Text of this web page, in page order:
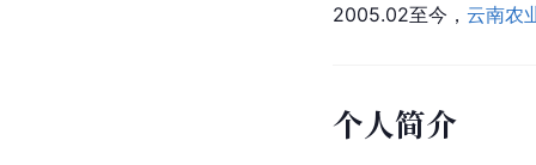
2005.02至今， 云南农
个人简介